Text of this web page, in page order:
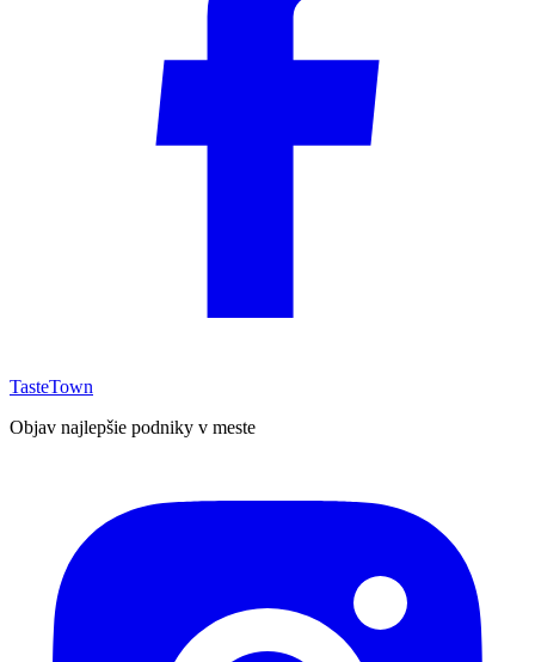
TasteTown
Objav najlepšie podniky v meste